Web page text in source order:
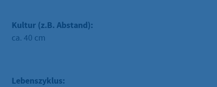
Kultur (z.B. Abstand):
ca. 40 cm
Lebenszyklus: